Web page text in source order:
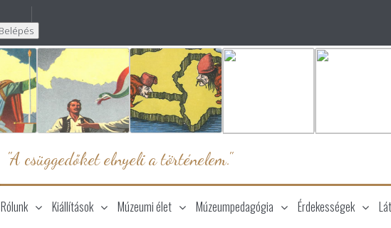
"A csüggedőket elnyeli a történelem."
Rólunk Kiállítások Múzeumi élet Múzeumpedagógia Érdekességek